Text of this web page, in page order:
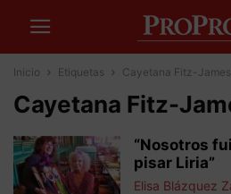
Inicio Etiquetas Cayetana Fitz-
Cayetana Fitz-
“Nosotros
pisar Liria”
Elisa Blázquez